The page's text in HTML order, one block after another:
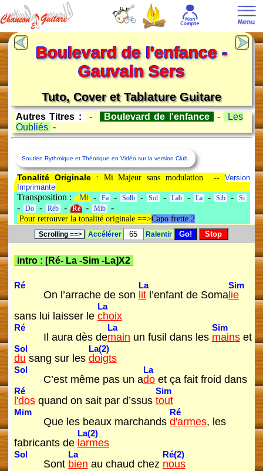
Boulevard de l'enfance -
Gauvain Sers
Tuto, Cover et Tablature Guitare
Autres Titres : - Boulevard de l'enfance -
Les
Oubliés -
Soutien Rythmique et Théorique en Vidéo sur la version Club.
Tonalité Originale: Mi Majeur sans modulation -- Version
Imprimante
Transposition : Mi- Fa - Solb - Sol - Lab - La - Sib - Si
- Do - Réb - Ré - Mib -
Pour retrouver la tonalité originale ==>Capo frette 2
Scrolling ==> Accélérer Ralentir
intro : [Ré- La-Sim-La]X2
Ré
On l’arrache de son
La
litl’enfant de Soma
Sim
lie
sans lui laisser le
La
choix
Ré
Il aura dès de
La
main un fusil dans les
Sim
mainset
Sol
du sang sur les
La(2)
doigts
Sol
C’est même pas un a
La
doet ça fait froid dans
Ré
l'dosquand on sait par d’ssus
Sim
tout
Mim
Que les beaux marchands
Ré
d'armes, les
fabricants de
La(2)
larmes
Sol
Sont
La
bien au chaud chez
Ré(2)
nous